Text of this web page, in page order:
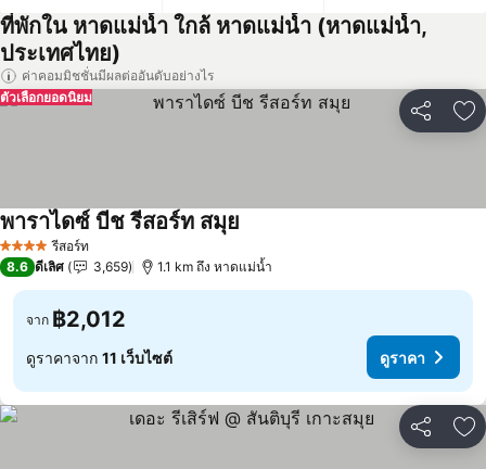
ที่พักใน หาดแม่น้ำ ใกล้ หาดแม่น้ำ (หาดแม่น้ำ,
ประเทศไทย)
ค่าคอมมิชชั่นมีผลต่ออันดับอย่างไร
แชร์ เ
ตัวเลือกยอดนิยม
4 ดาว รีสอร์ท
พาราไดซ์ บีช รีสอร์ท สมุย
8.6 ดีเลิศ 3,659 1.1 km ถึง หาดแม่น้ำ
จาก ฿2,012
ดูราคาจาก 11 เว็บไซต์ ดูราคา
แชร์ เ